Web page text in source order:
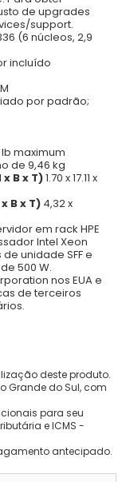
de upgrades
support.
(6 núcleos, 2,9
incluído
por padrão;
lb maximum
de 9,46 kg
B x T)1.70 x 17.11 x
B x T) 4,32 x
em rack HPE
Intel Xeon
unidade SFF e
500 W.
nos EUA e
de terceiros
deste produto.
Grande do Sul, com
para seu
e ICMS -
antecipado.